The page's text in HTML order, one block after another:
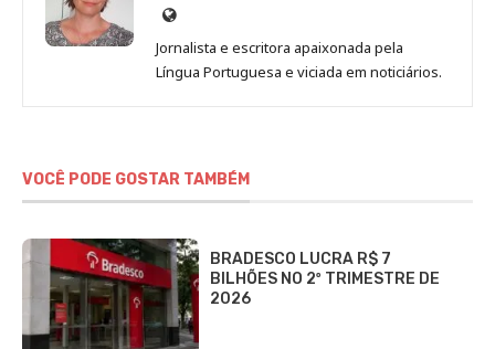
Site
de
Vania
Jornalista e escritora apaixonada pela
Língua Portuguesa e viciada em noticiários.
VOCÊ PODE GOSTAR TAMBÉM
BRADESCO LUCRA R$ 7
BILHÕES NO 2º TRIMESTRE DE
2026